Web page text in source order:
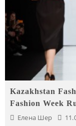
Kazakhstan
Fashion Week
Елена Шер